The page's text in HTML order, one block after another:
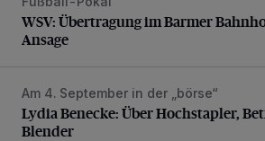
WSV: Übertragung im Barmer
Ansage
Lydia Benecke: Über Hochstapler,
Am 4. September in der „börse“
Lydia Benecke: Über Hochstapler,
Blender